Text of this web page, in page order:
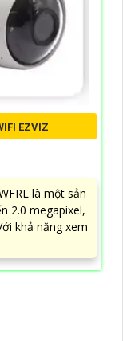
EZVIZ
là một sản
2.0 megapixel,
khả năng xem